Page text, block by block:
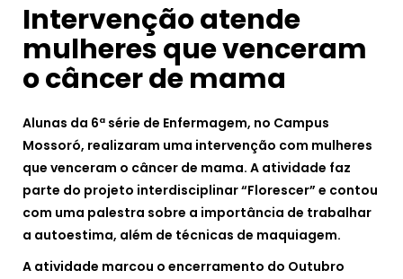
Intervenção atende
mulheres que venceram
o câncer de mama
Alunas da 6ª série de Enfermagem, no Campus
Mossoró, realizaram uma intervenção com mulheres
que venceram o câncer de mama. A atividade faz
parte do projeto interdisciplinar “Florescer” e contou
com uma palestra sobre a importância de trabalhar
a autoestima, além de técnicas de maquiagem.
A atividade marcou o encerramento do Outubro